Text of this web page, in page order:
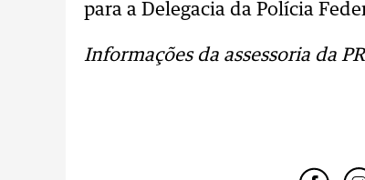
para a Delegacia da Polícia
Informações da assessoria da